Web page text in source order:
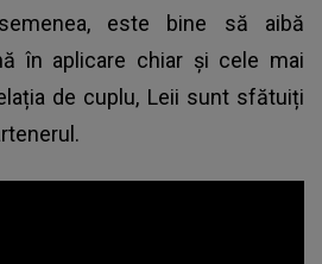
este bine să aibă
în aplicare chiar și cele mai
de cuplu, Leii sunt sfătuiți